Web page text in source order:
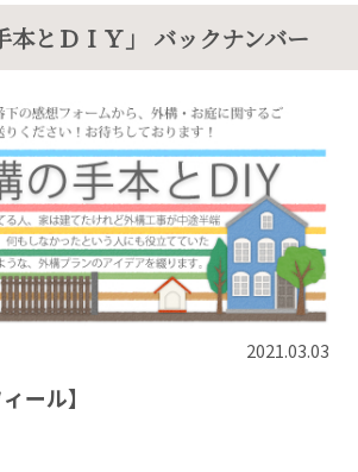
本とＤＩＹ」 バックナンバー
2021.03.03
ール】